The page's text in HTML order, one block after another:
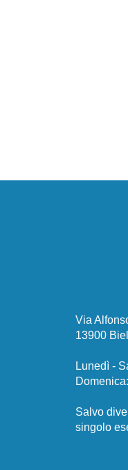
Via
13900
Lunedì -
Salvo
singolo